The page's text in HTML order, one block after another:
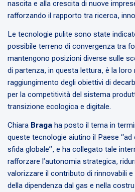
nascita e alla crescita di nuove
rafforzando il rapporto tra ricerca,
Le tecnologie pulite sono state
possibile terreno di convergenza tra
mantengono posizioni diverse sulle
di partenza, in questa lettura, è la loro
raggiungimento degli obiettivi di
per la competitività del sistema
transizione ecologica e digitale.
Chiara Braga ha posto il tema in
queste tecnologie aiutino il Paese
sfida globale”, e ha collegato tale
rafforzare l’autonomia strategica,
valorizzare il contributo di rinnovabili
della dipendenza dal gas e nella